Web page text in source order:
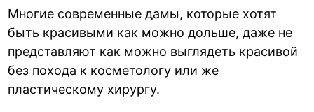
Многие современные дамы, которые хотят
быть красивыми как можно дольше, даже не
представляют как можно выглядеть красивой
без похода к косметологу или же
пластическому хирургу.